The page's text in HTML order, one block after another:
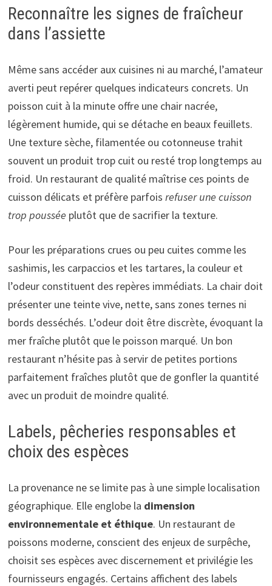
Reconnaître les signes de fraîcheur
dans l’assiette
Même sans accéder aux cuisines ni au marché, l’amateur
averti peut repérer quelques indicateurs concrets. Un
poisson cuit à la minute offre une chair nacrée,
légèrement humide, qui se détache en beaux feuillets.
Une texture sèche, filamentée ou cotonneuse trahit
souvent un produit trop cuit ou resté trop longtemps au
froid. Un restaurant de qualité maîtrise ces points de
cuisson délicats et préfère parfois refuser une cuisson
trop poussée plutôt que de sacrifier la texture.
Pour les préparations crues ou peu cuites comme les
sashimis, les carpaccios et les tartares, la couleur et
l’odeur constituent des repères immédiats. La chair doit
présenter une teinte vive, nette, sans zones ternes ni
bords desséchés. L’odeur doit être discrète, évoquant la
mer fraîche plutôt que le poisson marqué. Un bon
restaurant n’hésite pas à servir de petites portions
parfaitement fraîches plutôt que de gonfler la quantité
avec un produit de moindre qualité.
Labels, pêcheries responsables et
choix des espèces
La provenance ne se limite pas à une simple localisation
géographique. Elle englobe la dimension
environnementale et éthique. Un restaurant de
poissons moderne, conscient des enjeux de surpêche,
choisit ses espèces avec discernement et privilégie les
fournisseurs engagés. Certains affichent des labels